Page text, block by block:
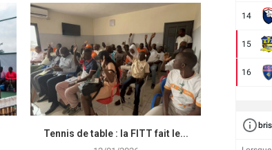
Tennis de table : la FITT fait le...
Tennis
14
15
16